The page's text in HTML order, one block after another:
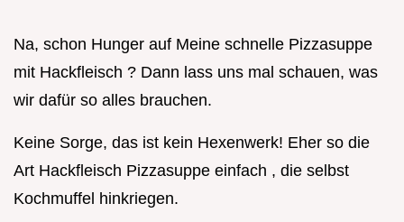
Na, schon Hunger auf Meine schnelle Pizzasuppe
mit Hackfleisch ? Dann lass uns mal schauen, was
wir dafür so alles brauchen.
Keine Sorge, das ist kein Hexenwerk! Eher so die
Art Hackfleisch Pizzasuppe einfach , die selbst
Kochmuffel hinkriegen.